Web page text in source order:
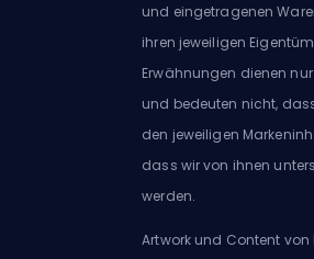
und eingetragenen
ihren jeweiligen
Erwähnungen dienen
und bedeuten nicht,
den jeweiligen
dass wir von ihnen
werden.
Artwork und Content von